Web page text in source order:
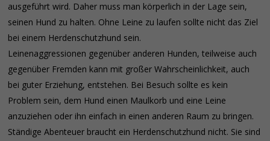
ausgeführt wird. Daher muss man körperlich in der Lage sein,
seinen Hund zu halten. Ohne Leine zu laufen sollte nicht das Ziel
bei einem Herdenschutzhund sein.
Leinenaggressionen gegenüber anderen Hunden, teilweise auch
gegenüber Fremden kann mit großer Wahrscheinlichkeit, auch
bei guter Erziehung, entstehen. Bei Besuch sollte es kein
Problem sein, dem Hund einen Maulkorb und eine Leine
anzuziehen oder ihn einfach in einen anderen Raum zu bringen.
Ständige Abenteuer braucht ein Herdenschutzhund nicht. Sie sind